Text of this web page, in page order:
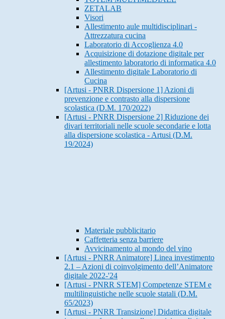
ZETALAB
Visori
Allestimento aule multidisciplinari -
Attrezzatura cucina
Laboratorio di Accoglienza 4.0
Acquisizione di dotazione digitale per
allestimento laboratorio di informatica 4.0
Allestimento digitale Laboratorio di
Cucina
[Artusi - PNRR Dispersione 1] Azioni di
prevenzione e contrasto alla dispersione
scolastica (D.M. 170/2022)
[Artusi - PNRR Dispersione 2] Riduzione dei
divari territoriali nelle scuole secondarie e lotta
alla dispersione scolastica - Artusi (D.M.
19/2024)
Materiale pubblicitario
Caffetteria senza barriere
Avvicinamento al mondo del vino
[Artusi - PNRR Animatore] Linea investimento
2.1 – Azioni di coinvolgimento dell’Animatore
digitale 2022-'24
[Artusi - PNRR STEM] Competenze STEM e
multilinguistiche nelle scuole statali (D.M.
65/2023)
[Artusi - PNRR Transizione] Didattica digitale